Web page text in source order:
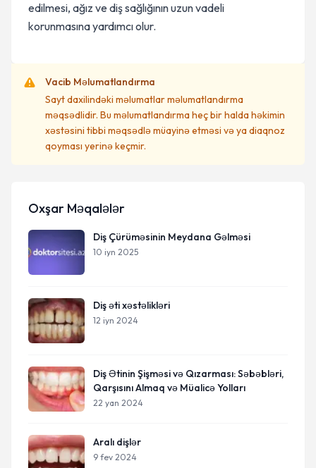
edilmesi, ağız ve diş sağlığının uzun vadeli
korunmasına yardımcı olur.
Vacib Məlumatlandırma
Sayt daxilindəki məlumatlar məlumatlandırma
məqsədlidir. Bu məlumatlandırma heç bir halda həkimin
xəstəsini tibbi məqsədlə müayinə etməsi və ya diaqnoz
qoyması yerinə keçmir.
Oxşar Məqalələr
Diş Çürüməsinin Meydana Gəlməsi
10 iyn 2025
Diş əti xəstəlikləri
12 iyn 2024
Diş Ətinin Şişməsi və Qızarması: Səbəbləri,
Qarşısını Almaq və Müalicə Yolları
22 yan 2024
Aralı dişlər
9 fev 2024